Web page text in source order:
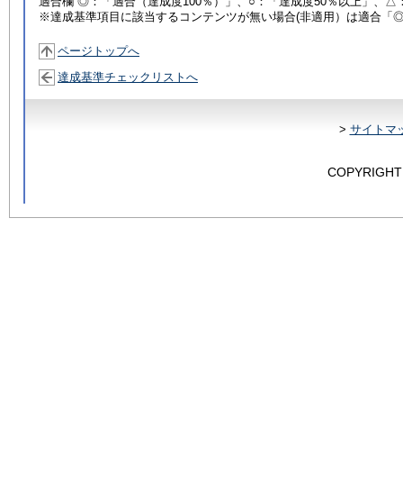
※達成基準項目に該当するコンテンツが無い場合(非適用）は適合「
ページトップへ
達成基準チェックリストへ
> サイトマ